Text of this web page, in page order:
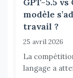
modèle
travail ?
25 avril 2026
La
langage a